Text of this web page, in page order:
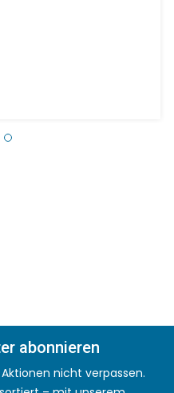
abonnieren
nicht verpassen.